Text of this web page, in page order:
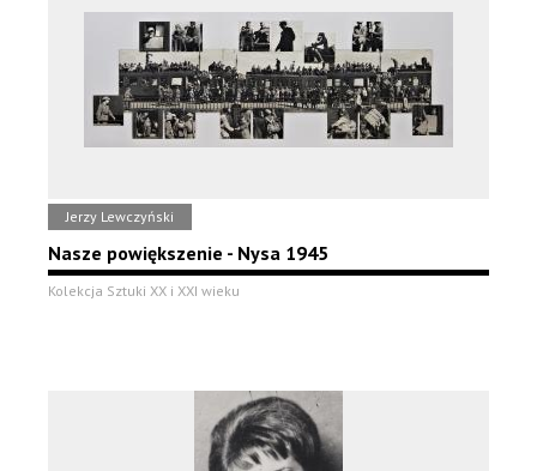
Jerzy Lewczyński
Nasze powiększenie - Nysa 1945
Kolekcja Sztuki XX i XXI wieku